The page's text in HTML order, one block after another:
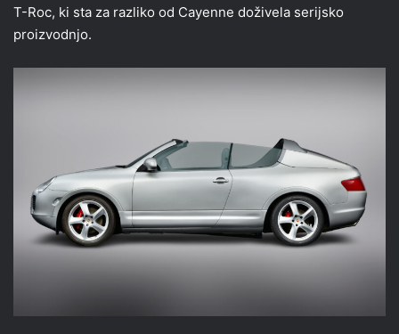
T-Roc, ki sta za razliko od Cayenne doživela serijsko
proizvodnjo.